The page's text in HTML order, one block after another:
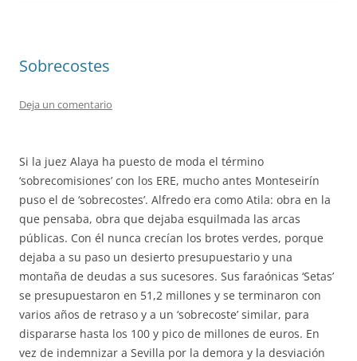
Sobrecostes
Deja un comentario
Si la juez Alaya ha puesto de moda el término
‘sobrecomisiones’ con los ERE, mucho antes Monteseirín
puso el de ‘sobrecostes’. Alfredo era como Atila: obra en la
que pensaba, obra que dejaba esquilmada las arcas
públicas. Con él nunca crecían los brotes verdes, porque
dejaba a su paso un desierto presupuestario y una
montaña de deudas a sus sucesores. Sus faraónicas ‘Setas’
se presupuestaron en 51,2 millones y se terminaron con
varios años de retraso y a un ‘sobrecoste’ similar, para
dispararse hasta los 100 y pico de millones de euros. En
vez de indemnizar a Sevilla por la demora y la desviación